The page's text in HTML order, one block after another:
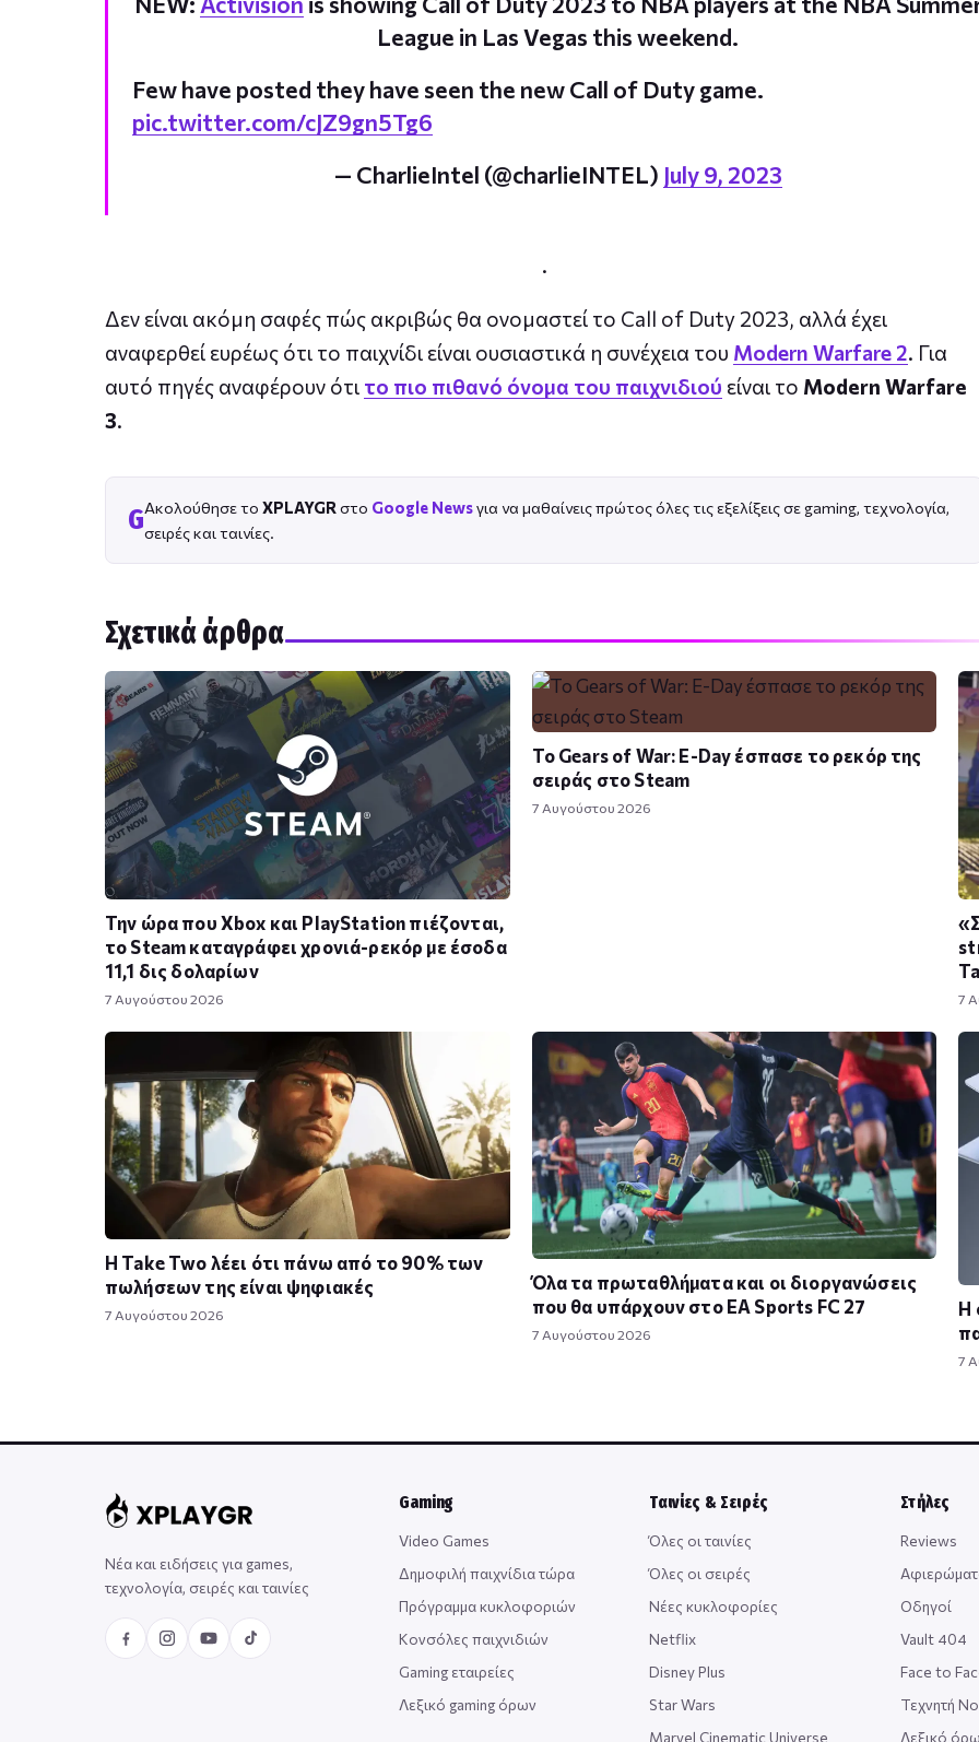
League in Las Vegas this weekend.
Few have posted they have seen the new Call of Duty game.
pic.twitter.com/cJZ9gn5Tg6
— CharlieIntel (@charlieINTEL) July 9, 2023
.
Δεν είναι ακόμη σαφές πώς ακριβώς θα ονομαστεί το Call of Duty 2023, αλλά έχει
αναφερθεί ευρέως ότι το παιχνίδι είναι ουσιαστικά η συνέχεια του Modern Warfare 2. Για
αυτό πηγές αναφέρουν ότι το πιο πιθανό όνομα του παιχνιδιού είναι το Modern Warfare
3.
GΑκολούθησε το XPLAYGR στο Google Newsγια να μαθαίνεις πρώτος όλες τις εξελίξεις σε gaming, τεχνολογία,
σειρές και ταινίες.
Σχετικά άρθρα
Την ώρα που Xbox και PlayStation πιέζονται,
το Steam καταγράφει χρονιά-ρεκόρ με έσοδα
11,1 δις δολαρίων
7 Αυγούστου 2026
Το Gears of War: E-Day έσπασε το ρεκόρ της
σειράς στο Steam
7 Αυγούστου 2026
7
Η Take Twο λέει ότι πάνω από το 90% των
πωλήσεων της είναι ψηφιακές
7 Αυγούστου 2026
Όλα τα πρωταθλήματα και οι διοργανώσεις
που θα υπάρχουν στο EA Sports FC 27
7 Αυγούστου 2026
Η
7
Νέα και ειδήσεις για games,
τεχνολογία, σειρές και ταινίες
Gaming
Video Games
Δημοφιλή παιχνίδια τώρα
Πρόγραμμα κυκλοφοριών
Κονσόλες παιχνιδιών
Gaming εταιρείες
Λεξικό gaming όρων
Ταινίες & Σειρές
Όλες οι ταινίες
Όλες οι σειρές
Νέες κυκλοφορίες
Netflix
Disney Plus
Star Wars
Marvel Cinematic Universe
Στήλες
Reviews
Οδηγοί
Vault 404
Face to
Τεχνητή
Λεξικό